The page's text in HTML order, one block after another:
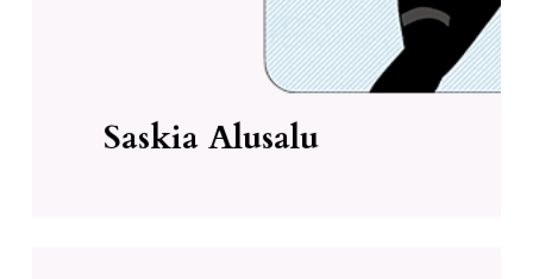
Saskia Alusalu
manipuleerivad. Mida
teadlikumad ise oleme, seda
tervemad on meie lapsed ja meie